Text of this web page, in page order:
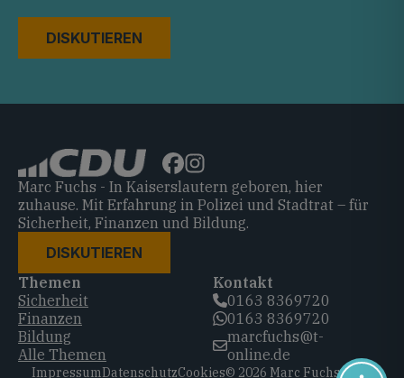
DISKUTIEREN
Marc Fuchs - In Kaiserslautern geboren, hier
zuhause. Mit Erfahrung in Polizei und Stadtrat – für
Sicherheit, Finanzen und Bildung.
DISKUTIEREN
Themen
Sicherheit
Finanzen
Bildung
Alle Themen
Kontakt
0163 8369720‬
0163 8369720‬
marcfuchs@t-
online.de
ImpressumDatenschutzCookies© 2026 Marc Fuchs, CDU